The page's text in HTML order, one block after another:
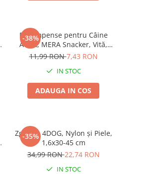
-38%
Recompense pentru Câine
Adult, MERA Snacker, Vită,
200g
11,99 RON7,43 RON
IN STOC
ADAUGA IN COS
-35%
Zgardă, 4DOG, Nylon și Piele,
1,6x30-45 cm
34,99 RON22,74 RON
IN STOC